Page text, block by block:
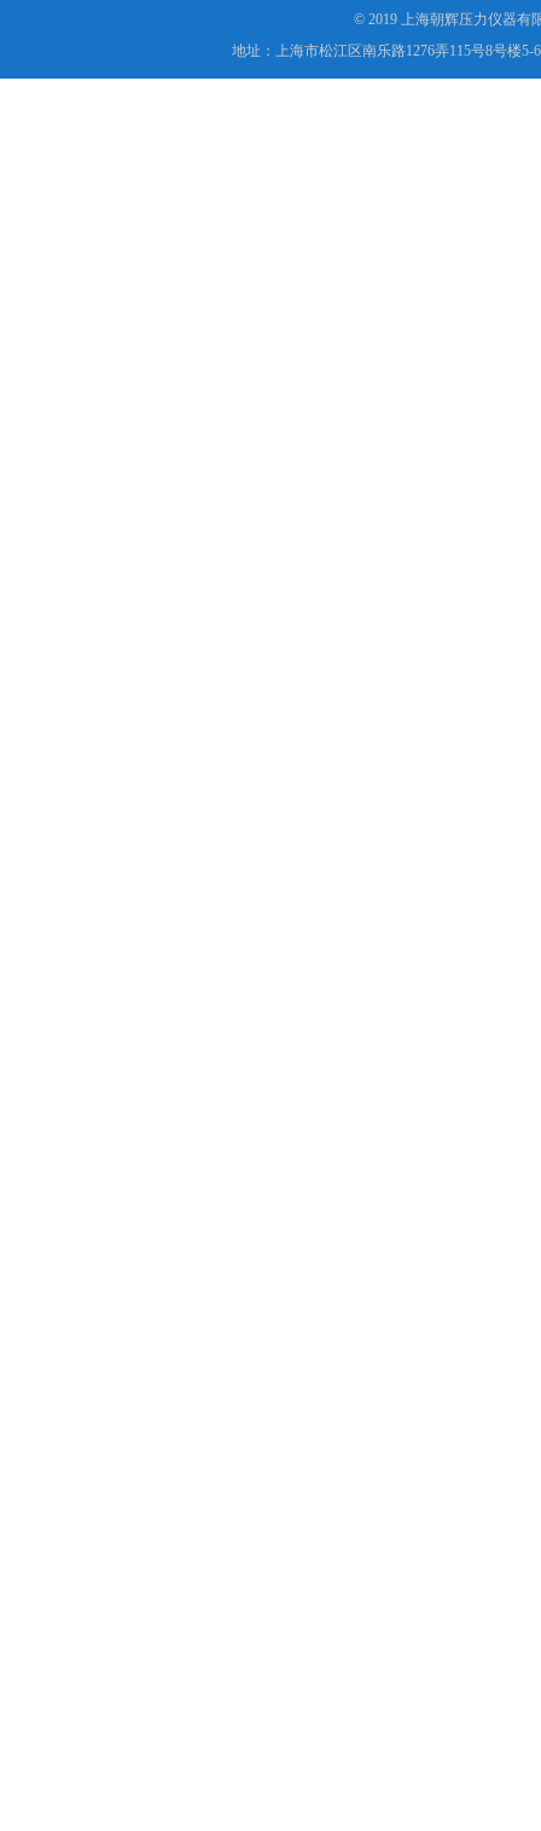
© 2019 上海朝辉压力仪器有
地址：上海市松江区南乐路1276弄115号8号楼5-